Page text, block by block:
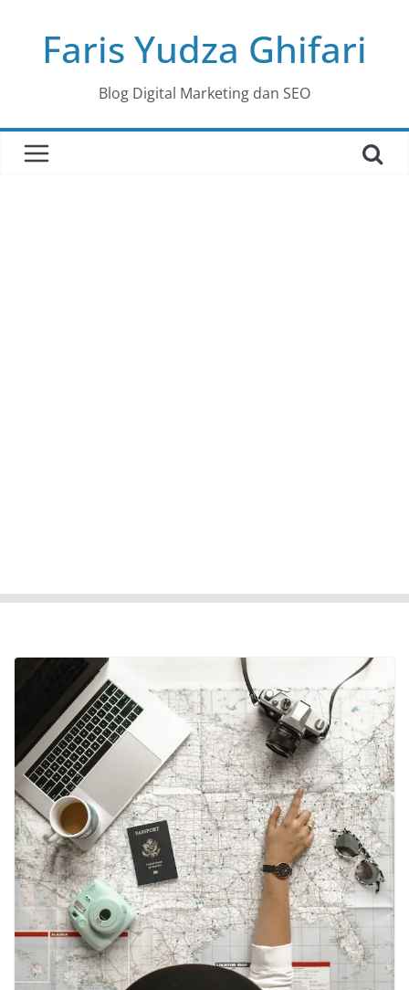
contentFaris Yudza Ghifari
Blog Digital Marketing dan SEO